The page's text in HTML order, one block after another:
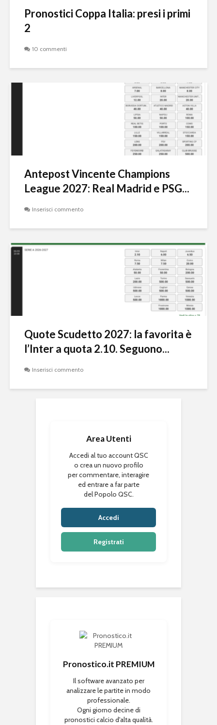
Pronostici Coppa Italia: presi i primi
2
10 commenti
Antepost Vincente Champions
League 2027: Real Madrid e PSG...
Inserisci commento
Quote Scudetto 2027: la favorita è
l’Inter a quota 2.10. Seguono...
Inserisci commento
Area Utenti
Accedi al tuo account QSC
o crea un nuovo profilo
per commentare, interagire
ed entrare a far parte
del Popolo QSC.
Accedi
Registrati
Pronostico.it PREMIUM
Il software avanzato per
analizzare le partite in modo
professionale.
Ogni giorno decine di
pronostici calcio d'alta qualità.